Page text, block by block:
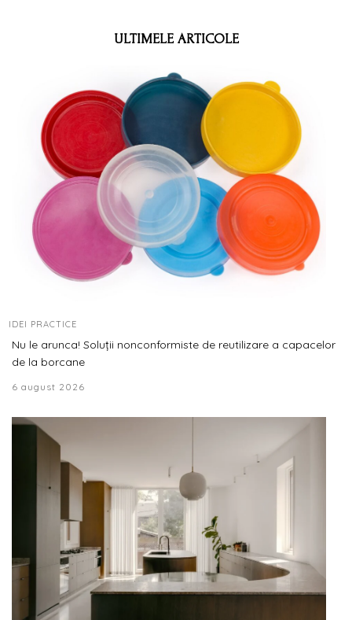
ULTIMELE ARTICOLE
IDEI PRACTICE
Nu le arunca! Soluții nonconformiste de reutilizare a capacelor
de la borcane
6 august 2026